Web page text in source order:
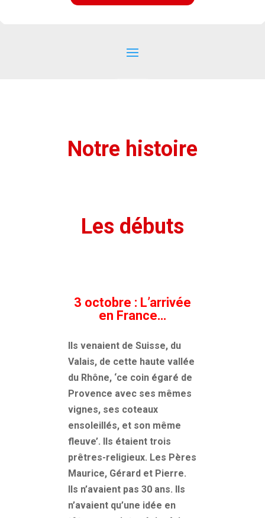
Notre histoire
Les débuts
3 octobre : L’arrivée
en France…
Ils venaient de Suisse, du
Valais, de cette haute vallée
du Rhône, ‘ce coin égaré de
Provence avec ses mêmes
vignes, ses coteaux
ensoleillés, et son même
fleuve’. Ils étaient trois
prêtres-religieux. Les Pères
Maurice, Gérard et Pierre.
Ils n’avaient pas 30 ans. Ils
n’avaient qu’une idée en